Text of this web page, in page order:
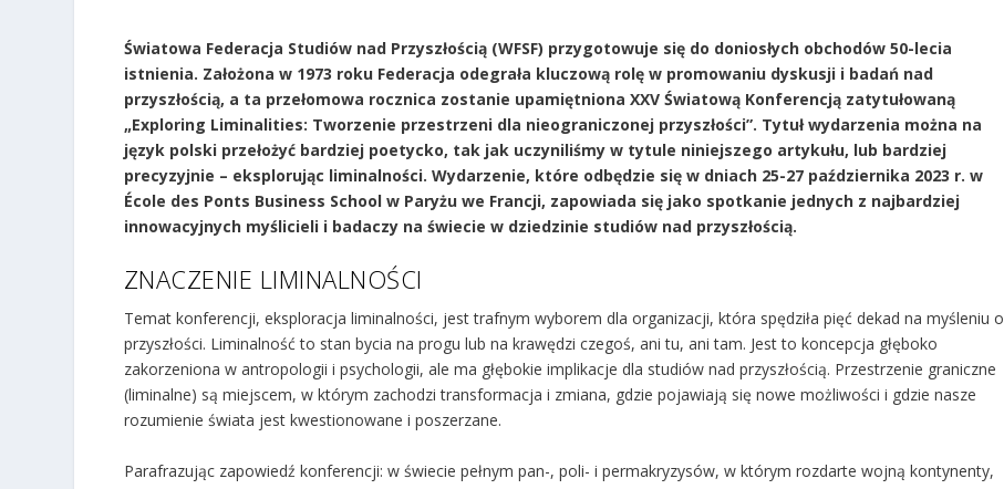
Światowa Federacja Studiów nad Przyszłością (WFSF) przygotowuje się do doniosłych obchodów 50-lecia
istnienia. Założona w 1973 roku Federacja odegrała kluczową rolę w promowaniu dyskusji i badań nad
przyszłością, a ta przełomowa rocznica zostanie upamiętniona XXV Światową Konferencją zatytułowaną
„Exploring Liminalities: Tworzenie przestrzeni dla nieograniczonej przyszłości”. Tytuł wydarzenia można na
język polski przełożyć bardziej poetycko, tak jak uczyniliśmy w tytule niniejszego artykułu, lub bardziej
precyzyjnie – eksplorując liminalności. Wydarzenie, które odbędzie się w dniach 25-27 października 2023 r. w
École des Ponts Business School w Paryżu we Francji, zapowiada się jako spotkanie jednych z najbardziej
innowacyjnych myślicieli i badaczy na świecie w dziedzinie studiów nad przyszłością.
ZNACZENIE LIMINALNOŚCI
Temat konferencji, eksploracja liminalności, jest trafnym wyborem dla organizacji, która spędziła pięć dekad na myśleniu o
przyszłości. Liminalność to stan bycia na progu lub na krawędzi czegoś, ani tu, ani tam. Jest to koncepcja głęboko
zakorzeniona w antropologii i psychologii, ale ma głębokie implikacje dla studiów nad przyszłością. Przestrzenie graniczne
(liminalne) są miejscem, w którym zachodzi transformacja i zmiana, gdzie pojawiają się nowe możliwości i gdzie nasze
rozumienie świata jest kwestionowane i poszerzane.
Parafrazując zapowiedź konferencji: w świecie pełnym pan-, poli- i permakryzysów, w którym rozdarte wojną kontynenty,